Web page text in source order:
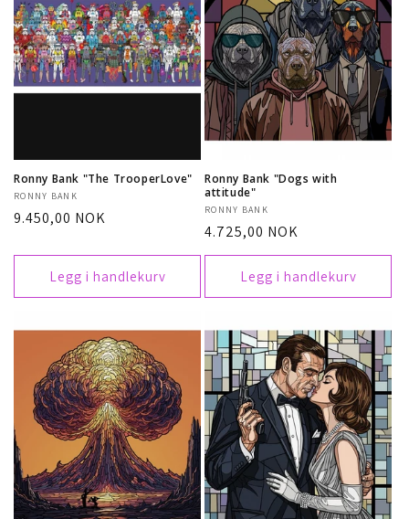
Ronny Bank "The TrooperLove"
Selger:
RONNY BANK
Vanlig
9.450,00 NOK
Legg i handlekurv
Ronny Bank "Dogs with
attitude"
Selger:
RONNY BANK
Vanlig
pris
4.725,00 NOK
Legg i handlekurv